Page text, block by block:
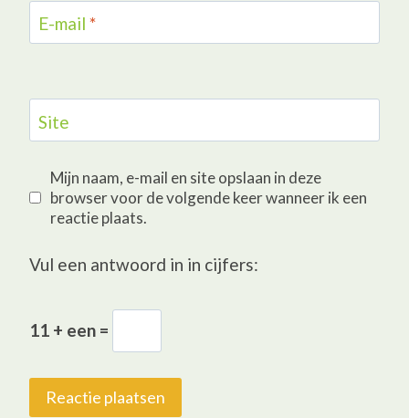
E-mail *
Site
Mijn naam, e-mail en site opslaan in deze
browser voor de volgende keer wanneer ik een
reactie plaats.
Vul een antwoord in in cijfers:
11 + een =